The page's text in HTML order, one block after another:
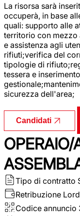
La risorsa sarà
occuperà, in base
quali: supporto alle
territorio con
e assistenza agli
rifiuti;verifica del
tipologie di
tessera e
sicurezza dell'area;
Candidati
Tipo di contratto
Retribuzione
Codice annuncio